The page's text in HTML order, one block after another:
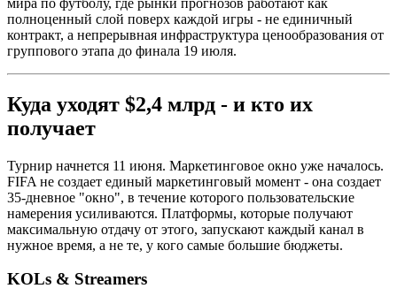
полноценный слой поверх каждой игры - не единичный
контракт, а непрерывная инфраструктура ценообразования от
группового этапа до финала 19 июля.
Куда уходят $2,4 млрд - и кто их
получает
Турнир начнется 11 июня. Маркетинговое окно уже началось.
FIFA не создает единый маркетинговый момент - она создает
35-дневное "окно", в течение которого пользовательские
намерения усиливаются. Платформы, которые получают
максимальную отдачу от этого, запускают каждый канал в
нужное время, а не те, у кого самые большие бюджеты.
KOLs & Streamers